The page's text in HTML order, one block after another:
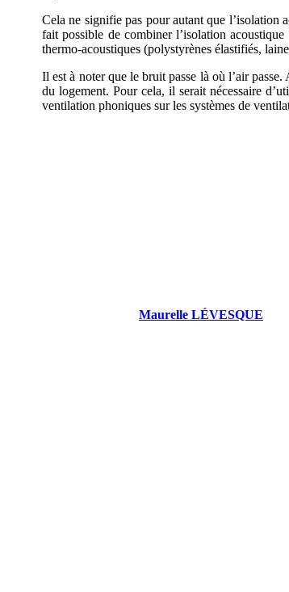
Cela ne signifie pas pour autant que l’isolation
fait possible de combiner l’isolation
thermo-acoustiques (polystyrènes élastifiés,
Il est à noter que le bruit passe là où l’air
du logement. Pour cela, il serait nécessaire
ventilation phoniques sur les systèmes de
Maurelle LÉVESQUE